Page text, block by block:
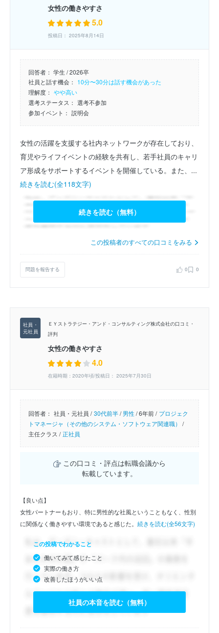
女性の働きやすさ
5.0
投稿日： 2025年8月14日
回答者： 学生 / 2026卒
社員と話す機会： 10分〜30分は話す機会があった
理解度： やや高い
選考ステータス： 選考不参加
参加イベント： 説明会
女性の活躍を支援する社内ネットワークが存在しており、
育児やライフイベントの経験を共有し、若手社員のキャリ
ア形成をサポートするイベントを開催している。また、...
続きを読む(全118文字)
続きを読む（無料）
この投稿者のすべての口コミをみる
問題を報告する 0 0
ＥＹストラテジー・アンド・コンサルティング株式会社の口コミ・
評判
女性の働きやすさ
4.0
在籍時期：2020年頃/投稿日： 2025年7月30日
回答者： 社員・元社員 / 30代前半/男性/6年前 / プロジェク
トマネージャ（その他のシステム・ソフトウェア関連職） /
主任クラス / 正社員
この口コミ・評点は転職会議から
転載しています。
【良い点】
女性パートナーもおり、特に男性的な社風ということもなく、性別
に関係なく働きやすい環境であると感じた。 続きを読む(全56文字)
この投稿でわかること
働いてみて感じたこと
実際の働き方
改善したほうがいい点
社員の本音を読む（無料）